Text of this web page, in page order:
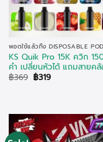
พอตใช้แล้วทิ้ง DISPOSABLE POD
KS Quik Pro 15K ควิก
คำ เปลี่ยนหัวได้ แถมสายค
฿369 Original
price
฿319Current